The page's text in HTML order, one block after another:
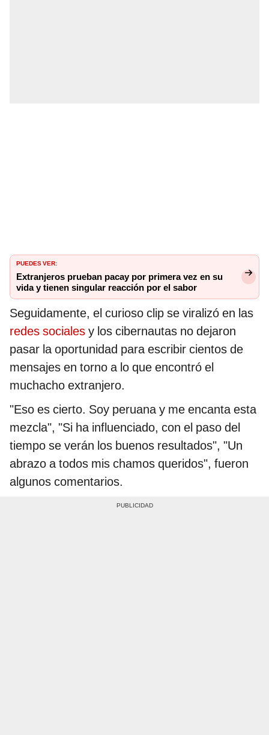
PUEDES VER:
Extranjeros prueban pacay por primera vez en su
vida y tienen singular reacción por el sabor
Seguidamente, el curioso clip se viralizó en las
redes sociales y los cibernautas no dejaron
pasar la oportunidad para escribir cientos de
mensajes en torno a lo que encontró el
muchacho extranjero.
"Eso es cierto. Soy peruana y me encanta esta
mezcla", "Si ha influenciado, con el paso del
tiempo se verán los buenos resultados", "Un
abrazo a todos mis chamos queridos", fueron
algunos comentarios.